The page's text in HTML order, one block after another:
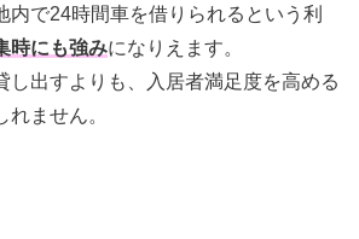
内で24時間車を借りられるという利
時にも強みになりえます。
し出すよりも、入居者満足度を高める
ません。